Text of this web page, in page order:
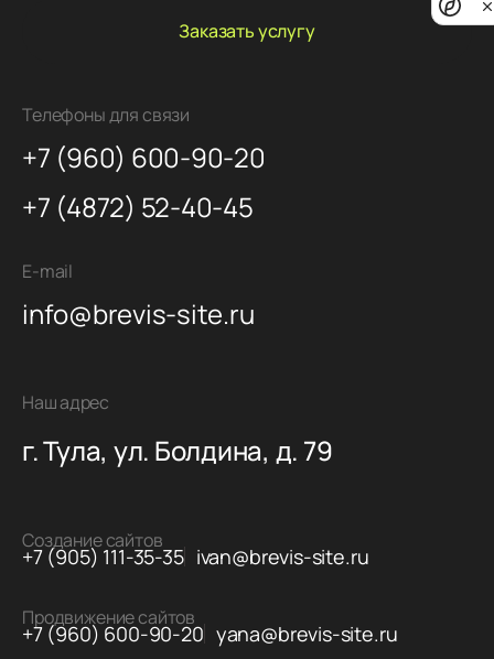
E-mail
info@brevis-site.ru
Телефоны для связи
+7 (960) 600-90-20
+7 (4872) 52-40-45
Заказать услугу
Наш адрес
г. Тула, ул. Болдина, д. 79
Создание сайтов
+7 (905) 111-35-35 ivan@brevis-site.ru
Продвижение сайтов
+7 (960) 600-90-20 yana@brevis-site.ru